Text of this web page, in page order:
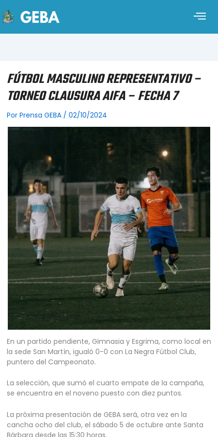
FÚTBOL MASCULINO REPRESENTATIVO –
TORNEO CLAUSURA AIFA – FECHA 7
Por Prensa GEBA / 02/10/2024
En un partido pendiente, Gimnasia y Esgrima, como local en
la sede San Martín, igualó 0-0 con La Negra Fútbol Club,
puntero del Campeonato.
La selección, que sumó el cuarto empate de la campaña,
se encuentra en el noveno puesto con diez puntos.
La próxima presentación de GEBA será, otra vez en la
cancha ocho del club, el sábado 5 de octubre ante Santa
Bárbara desde las 15:30 horas.